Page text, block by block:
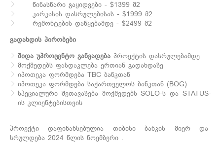
წინასწარი გაყიდვები - $1399 მ2
კარკასის დასრულებისას - $1999 მ2
რემონტების დაწყებამდე - $2499 მ2
გადახდის პირობები
შიდა უპროცენტო განვადება პროექტის დასრულებამდე
მოქმედებს ფასდაკლება ერთიან გადახდაზე
იპოთეკა ფორმდება TBC ბანკთან
იპოთეკა ფორმდება საქართველოს ბანკთან (BOG)
სპეციალური შეთავაზება მოქმედებს SOLO-ს და STATUS-
ის კლიენტებისთვის
პროექტი დაფინანსებულია თიბისი ბანკის მიერ და
სრულდება 2024 წლის ნოემბერი .